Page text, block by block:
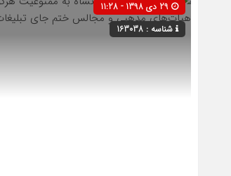
شناسه : 163038